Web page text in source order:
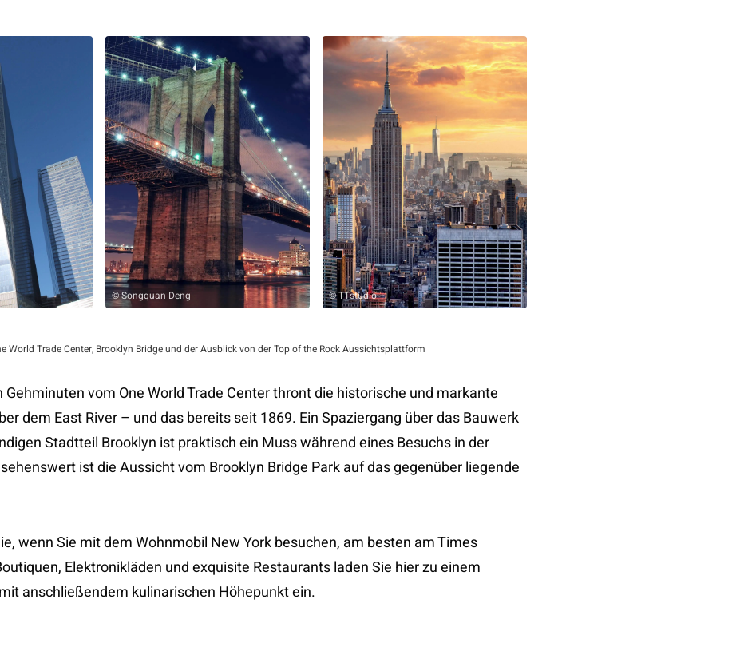
© Songquan Deng © TTstudio
World Trade Center, Brooklyn Bridge und der Ausblick von der Top of the Rock Aussichtsplattform
vom One World Trade Center thront die historische und markante
dem East River – und das bereits seit 1869. Ein Spaziergang über das Bauwerk
Stadtteil Brooklyn ist praktisch ein Muss während eines Besuchs in der
ist die Aussicht vom Brooklyn Bridge Park auf das gegenüber liegende
wenn Sie mit dem Wohnmobil New York besuchen, am besten am Times
Elektronikläden und exquisite Restaurants laden Sie hier zu einem
anschließendem kulinarischen Höhepunkt ein.